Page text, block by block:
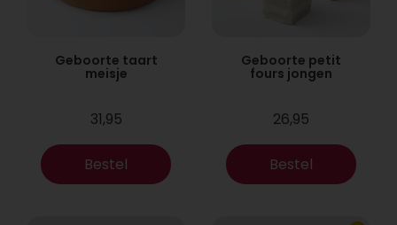
Geboorte taart
meisje
31,95
Bestel
Geboorte petit
fours jongen
26,95
Bestel